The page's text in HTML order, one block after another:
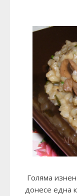
Голяма
донесе една